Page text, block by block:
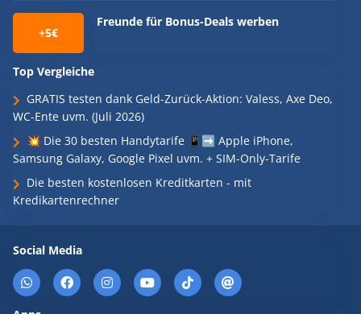
+5€
Freunde für Bonus-Deals werben
Top Vergleiche
GRATIS testen dank Geld-Zurück-Aktion: Valess, Axe Deo,
WC-Ente uvm. (Juli 2026)
💥 Die 30 besten Handytarife 📱➡️ Apple iPhone,
Samsung Galaxy, Google Pixel uvm. + SIM-Only-Tarife
Die besten kostenlosen Kreditkarten - mit
Kredikartenrechner
Social Media